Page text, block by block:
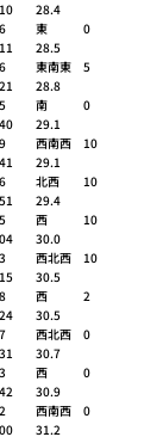
0:25	31.2 	4:54	27.9 	0.6 	東 	0
0:25	31.2 	4:54	27.9 	0.6 	東南東 	5
0:25	31.2 	4:54	27.9 	0.5 	南 	0
0:25	31.2 	4:54	27.9 	0.9 	西南西 	10
0:25	31.2 	4:54	27.9 	0.6 	北西 	10
0:25	31.2 	4:54	27.9 	0.5 	西 	10
0:25	31.2 	4:54	27.9 	1.3 	西北西 	10
0:25	31.2 	4:54	27.9 	1.8 	西 	2
0:25	31.2 	4:54	27.9 	1.7 	西北西 	0
0:25	31.2 	4:54	27.9 	2.3 	西 	0
7:47	31.7 	4:54	27.9 	2.2 	西南西 	0